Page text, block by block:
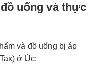
uống và thực
và đồ uống bị áp
ở Úc: